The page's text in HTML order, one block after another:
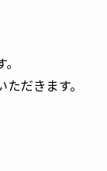
だきます。